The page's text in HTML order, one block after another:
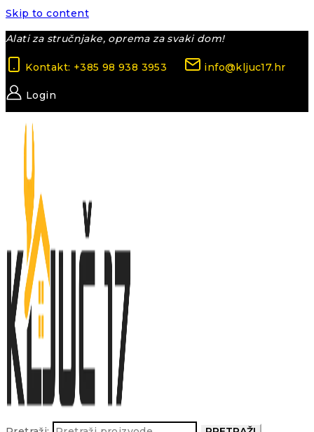
Skip to content
Alati za stručnjake, oprema za svaki dom!
Kontakt: +385 98 938 3953 info@kljuc17.hr
Login